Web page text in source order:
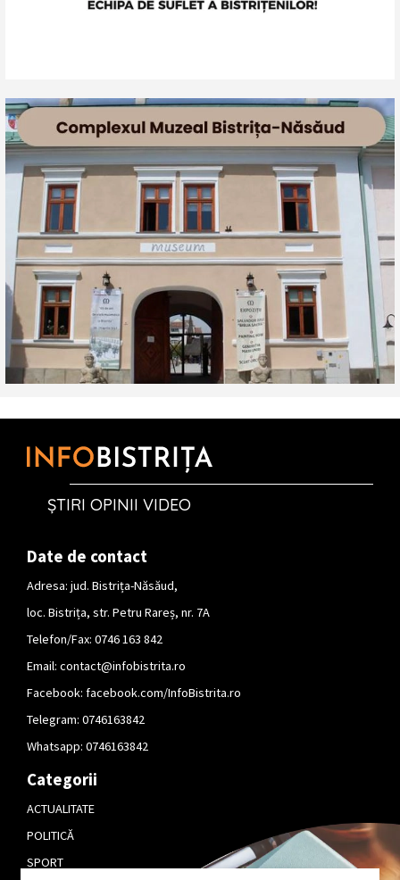
ȘTIRI OPINII VIDEO
Date de contact
Adresa: jud. Bistrița-Năsăud,
loc. Bistrița, str. Petru Rareș, nr. 7A
Telefon/Fax: 0746 163 842
Email: contact@infobistrita.ro
Facebook: facebook.com/InfoBistrita.ro
Telegram: 0746163842
Whatsapp: 0746163842
Categorii
ACTUALITATE
POLITICĂ
SPORT